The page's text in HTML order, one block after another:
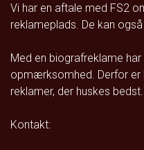
Vi har en aftale med FS2
reklameplads. De kan
Med en biografreklame
opmærksomhed. Derfor er
reklamer, der huskes bedst.
Kontakt: